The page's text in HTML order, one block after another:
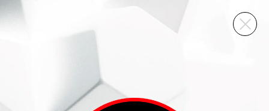
ВИННЫЙ СКЛАД